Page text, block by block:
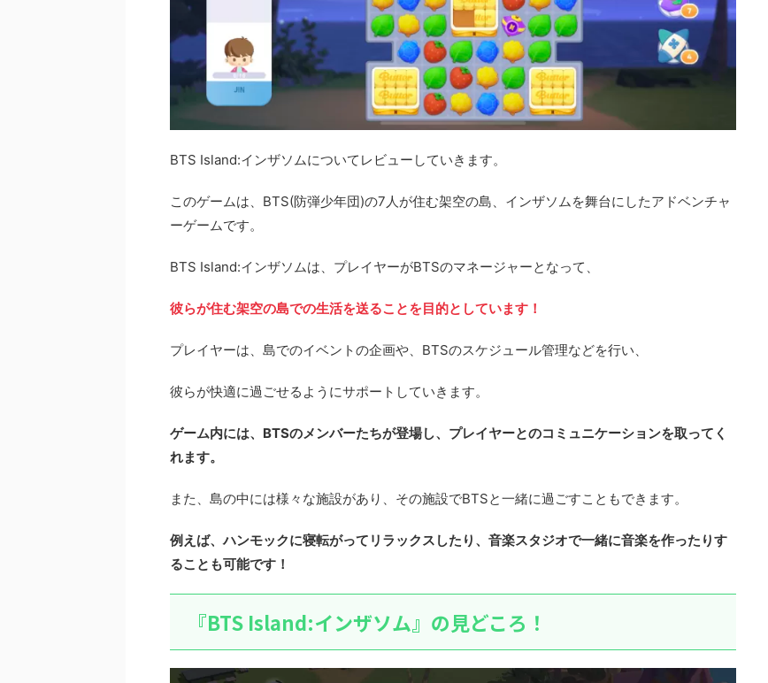
BTS Island:インザソムについてレビューしていきます。
このゲームは、BTS(防弾少年団)の7人が住む架空の島、インザソムを舞台にしたアドベンチャ
ーゲームです。
BTS Island:インザソムは、プレイヤーがBTSのマネージャーとなって、
彼らが住む架空の島での生活を送ることを目的としています！
プレイヤーは、島でのイベントの企画や、BTSのスケジュール管理などを行い、
彼らが快適に過ごせるようにサポートしていきます。
ゲーム内には、BTSのメンバーたちが登場し、プレイヤーとのコミュニケーションを取ってく
れます。
また、島の中には様々な施設があり、その施設でBTSと一緒に過ごすこともできます。
例えば、ハンモックに寝転がってリラックスしたり、音楽スタジオで一緒に音楽を作ったりす
ることも可能です！
『BTS Island:インザソム』の見どころ！